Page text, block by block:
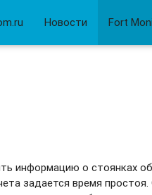
Новости Fort
информацию о стоянках
задается время